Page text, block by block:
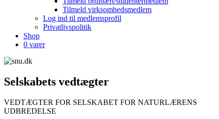
Tilmeld virksomhedsmedlem
Log ind til medlemsprofil
Privatlivspolitik
Shop
0 varer
Selskabets vedtægter
VEDTÆGTER FOR SELSKABET FOR NATURLÆRENS
UDBREDELSE